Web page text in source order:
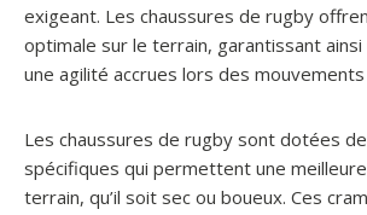
exigeant. Les chaussures de rugby
optimale sur le terrain, garantissant
une agilité accrues lors des
Les chaussures de rugby sont dotées
spécifiques qui permettent une
terrain, qu’il soit sec ou boueux. Ces